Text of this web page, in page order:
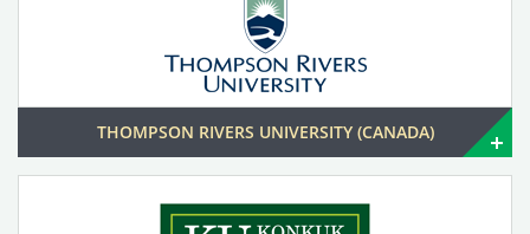
THOMPSON RIVERS UNIVERSITY (CANADA)